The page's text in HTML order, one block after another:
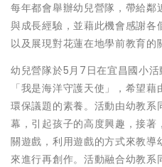
每年都會舉辦幼兒營隊，帶給
與成長經驗，並藉此機會感謝各
以及展現對花蓮在地學前教育的
幼兒營隊於5月7日在宜昌國小
「我是海洋守護天使」，希望
環保議題的素養。活動由幼教
幕，引起孩子的高度興趣，接
關遊戲，利用遊戲的方式來教
來進行再創作。活動融合幼教